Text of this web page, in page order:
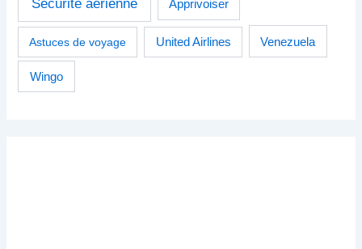
Sécurité aérienne Apprivoiser
Astuces de voyage United Airlines Venezuela
Wingo